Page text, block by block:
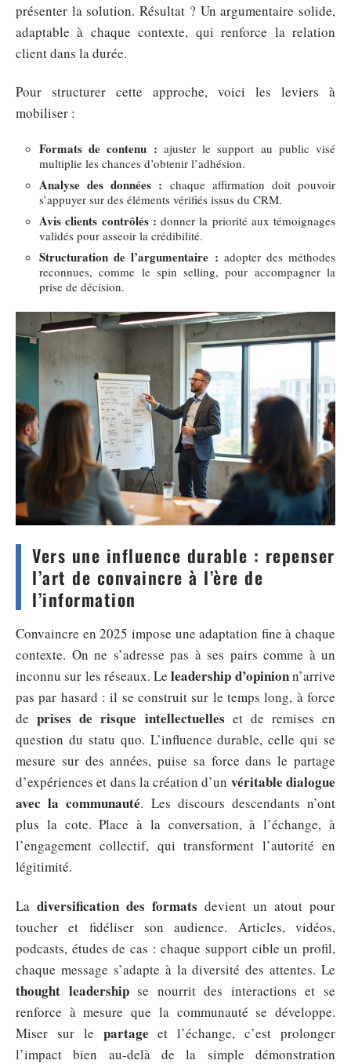
présenter la solution. Résultat ? Un argumentaire solide,
adaptable à chaque contexte, qui renforce la relation
client dans la durée.
Pour structurer cette approche, voici les leviers à
mobiliser :
Formats de contenu : ajuster le support au public visé
multiplie les chances d’obtenir l’adhésion.
Analyse des données : chaque affirmation doit pouvoir
s’appuyer sur des éléments vérifiés issus du CRM.
Avis clients contrôlés : donner la priorité aux témoignages
validés pour asseoir la crédibilité.
Structuration de l’argumentaire : adopter des méthodes
reconnues, comme le spin selling, pour accompagner la
prise de décision.
Vers une influence durable : repenser
l’art de convaincre à l’ère de
l’information
Convaincre en 2025 impose une adaptation fine à chaque
contexte. On ne s’adresse pas à ses pairs comme à un
inconnu sur les réseaux. Leleadership d’opinionn’arrive
pas par hasard : il se construit sur le temps long, à force
deprises de risque intellectuelles et de remises en
question du statu quo. L’influence durable, celle qui se
mesure sur des années, puise sa force dans le partage
d’expériences et dans la création d’un véritable dialogue
avec la communauté. Les discours descendants n’ont
plus la cote. Place à la conversation, à l’échange, à
l’engagement collectif, qui transforment l’autorité en
légitimité.
La diversification des formats devient un atout pour
toucher et fidéliser son audience. Articles, vidéos,
podcasts, études de cas : chaque support cible un profil,
chaque message s’adapte à la diversité des attentes. Le
thought leadershipse nourrit des interactions et se
renforce à mesure que la communauté se développe.
Miser sur le partage et l’échange, c’est prolonger
l’impact bien au-delà de la simple démonstration